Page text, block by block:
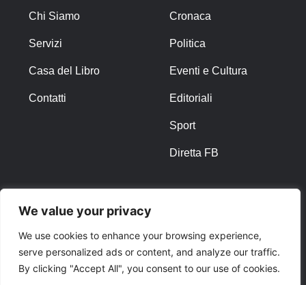
We value your privacy
We use cookies to enhance your browsing experience,
serve personalized ads or content, and analyze our traffic.
By clicking "Accept All", you consent to our use of cookies.
Chi Siamo
Servizi
Casa del Libro
Contatti
Cronaca
Politica
Eventi e Cultura
Editoriali
Sport
Diretta FB
Privacy Policy